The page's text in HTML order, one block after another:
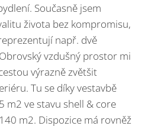
Současně jsem
života bez kompromisu,
např. dvě
vzdušný prostor mi
výrazně zvětšit
Tu se díky vestavbě
m2 ve stavu shell & core
m2. Dispozice má rovněž